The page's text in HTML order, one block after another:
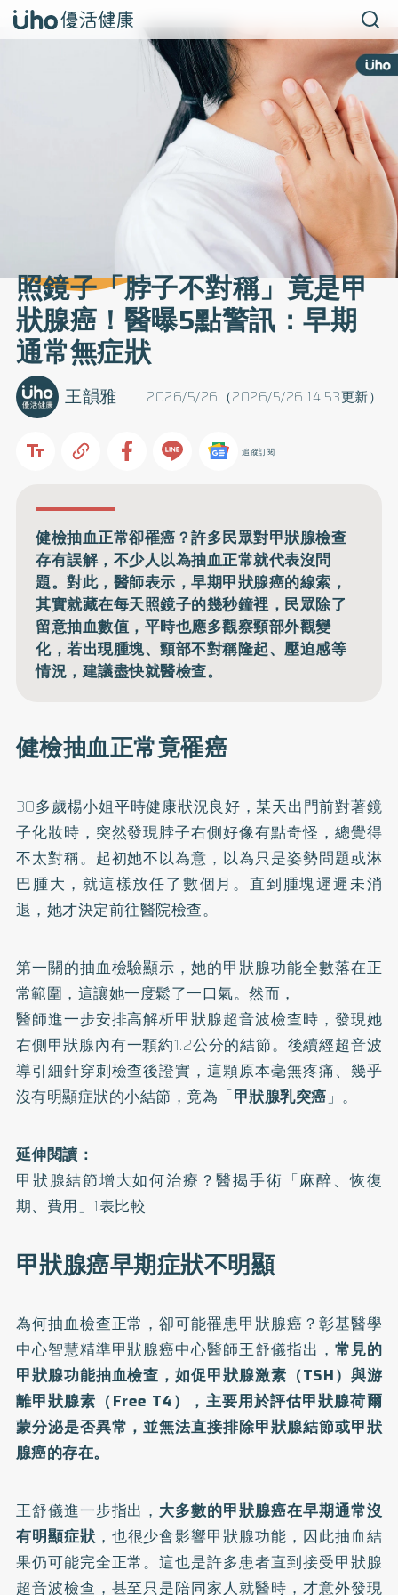
照鏡子「脖子不對稱」竟是甲
狀腺癌！醫曝5點警訊：早期
通常無症狀
2026/5/26（2026/5/26 14:53更新）
王韻雅
追蹤訂閱
健檢抽血正常卻罹癌？許多民眾對甲狀腺檢查
存有誤解，不少人以為抽血正常就代表沒問
題。對此，醫師表示，早期甲狀腺癌的線索，
其實就藏在每天照鏡子的幾秒鐘裡，民眾除了
留意抽血數值，平時也應多觀察頸部外觀變
化，若出現腫塊、頸部不對稱隆起、壓迫感等
情況，建議盡快就醫檢查。
健檢抽血正常竟罹癌
30多歲楊小姐平時健康狀況良好，某天出門前對著鏡
子化妝時，突然發現脖子右側好像有點奇怪，總覺得
不太對稱。起初她不以為意，以為只是姿勢問題或淋
巴腫大，就這樣放任了數個月。直到腫塊遲遲未消
退，她才決定前往醫院檢查。
第一關的抽血檢驗顯示，她的甲狀腺功能全數落在正
常範圍，這讓她一度鬆了一口氣。然而，
醫師進一步安排高解析甲狀腺超音波檢查時，發現她
右側甲狀腺內有一顆約1.2公分的結節。後續經超音波
導引細針穿刺檢查後證實，這顆原本毫無疼痛、幾乎
沒有明顯症狀的小結節，竟為「甲狀腺乳突癌 」。
延伸閱讀：
甲狀腺結節增大如何治療？醫揭手術「麻醉、恢復
期、費用」1表比較
甲狀腺癌早期症狀不明顯
為何抽血檢查正常，卻可能罹患甲狀腺癌？彰基醫學
中心智慧精準甲狀腺癌中心醫師王舒儀指出， 常見的
甲狀腺功能抽血檢查，如促甲狀腺激素（TSH）與游
離甲狀腺素（Free T4），主要用於評估甲狀腺荷爾
蒙分泌是否異常，並無法直接排除甲狀腺結節或甲狀
腺癌的存在。
王舒儀進一步指出，大多數的甲狀腺癌在早期通常沒
有明顯症狀 ，也很少會影響甲狀腺功能，因此抽血結
果仍可能完全正常。這也是許多患者直到接受甲狀腺
超音波檢查，甚至只是陪同家人就醫時，才意外發現